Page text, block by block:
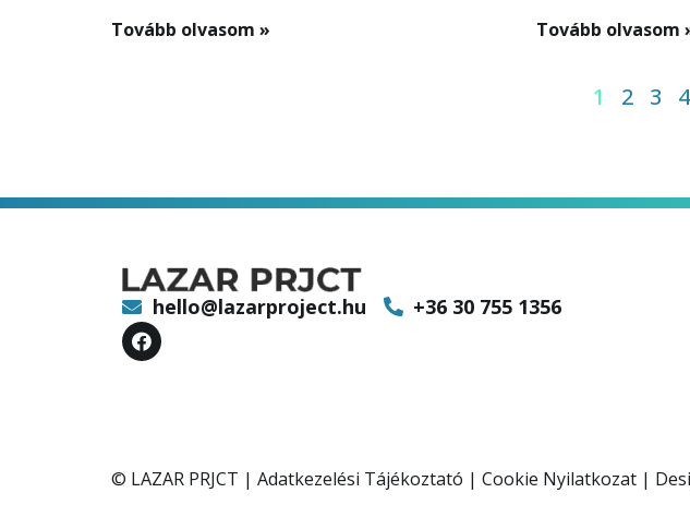
Tovább olvasom »
Tovább olvasom
1 2 3 4
hello@lazarproject.hu +36 30 755 1356
© LAZAR PRJCT | Adatkezelési Tájékoztató | Cookie Nyilatkozat |